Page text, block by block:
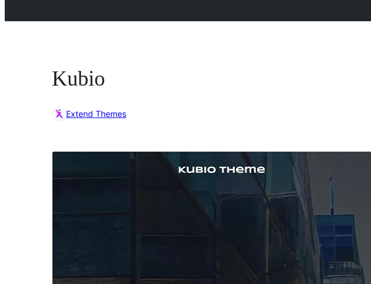
Kubio
Extend Themes